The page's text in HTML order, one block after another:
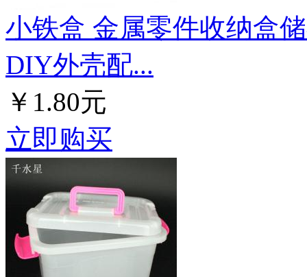
小铁盒 金属零件收纳盒
DIY外壳配...
￥1.80元
立即购买